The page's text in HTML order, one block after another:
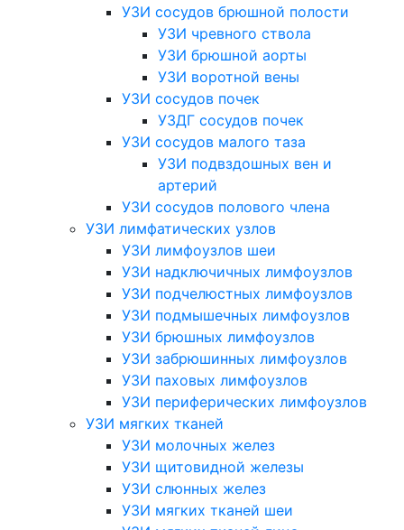
УЗИ сосудов брюшной полости
УЗИ чревного ствола
УЗИ брюшной аорты
УЗИ воротной вены
УЗИ сосудов почек
УЗДГ сосудов почек
УЗИ сосудов малого таза
УЗИ подвздошных вен и
артерий
УЗИ сосудов полового члена
УЗИ лимфатических узлов
УЗИ лимфоузлов шеи
УЗИ надключичных лимфоузлов
УЗИ подчелюстных лимфоузлов
УЗИ подмышечных лимфоузлов
УЗИ брюшных лимфоузлов
УЗИ забрюшинных лимфоузлов
УЗИ паховых лимфоузлов
УЗИ периферических лимфоузлов
УЗИ мягких тканей
УЗИ молочных желез
УЗИ щитовидной железы
УЗИ слюнных желез
УЗИ мягких тканей шеи